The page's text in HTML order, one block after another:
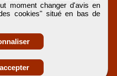
ses
moment changer d'avis en
cookies" situé en bas de